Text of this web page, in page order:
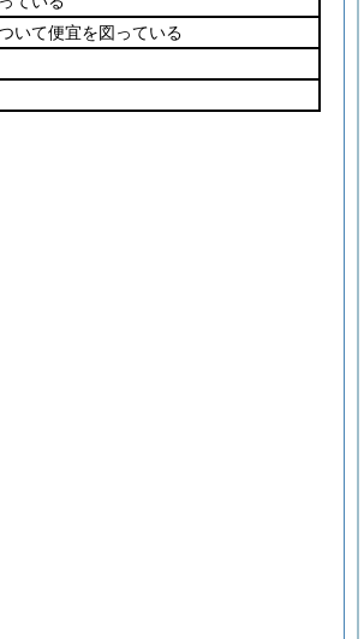
いて便宜を図っている